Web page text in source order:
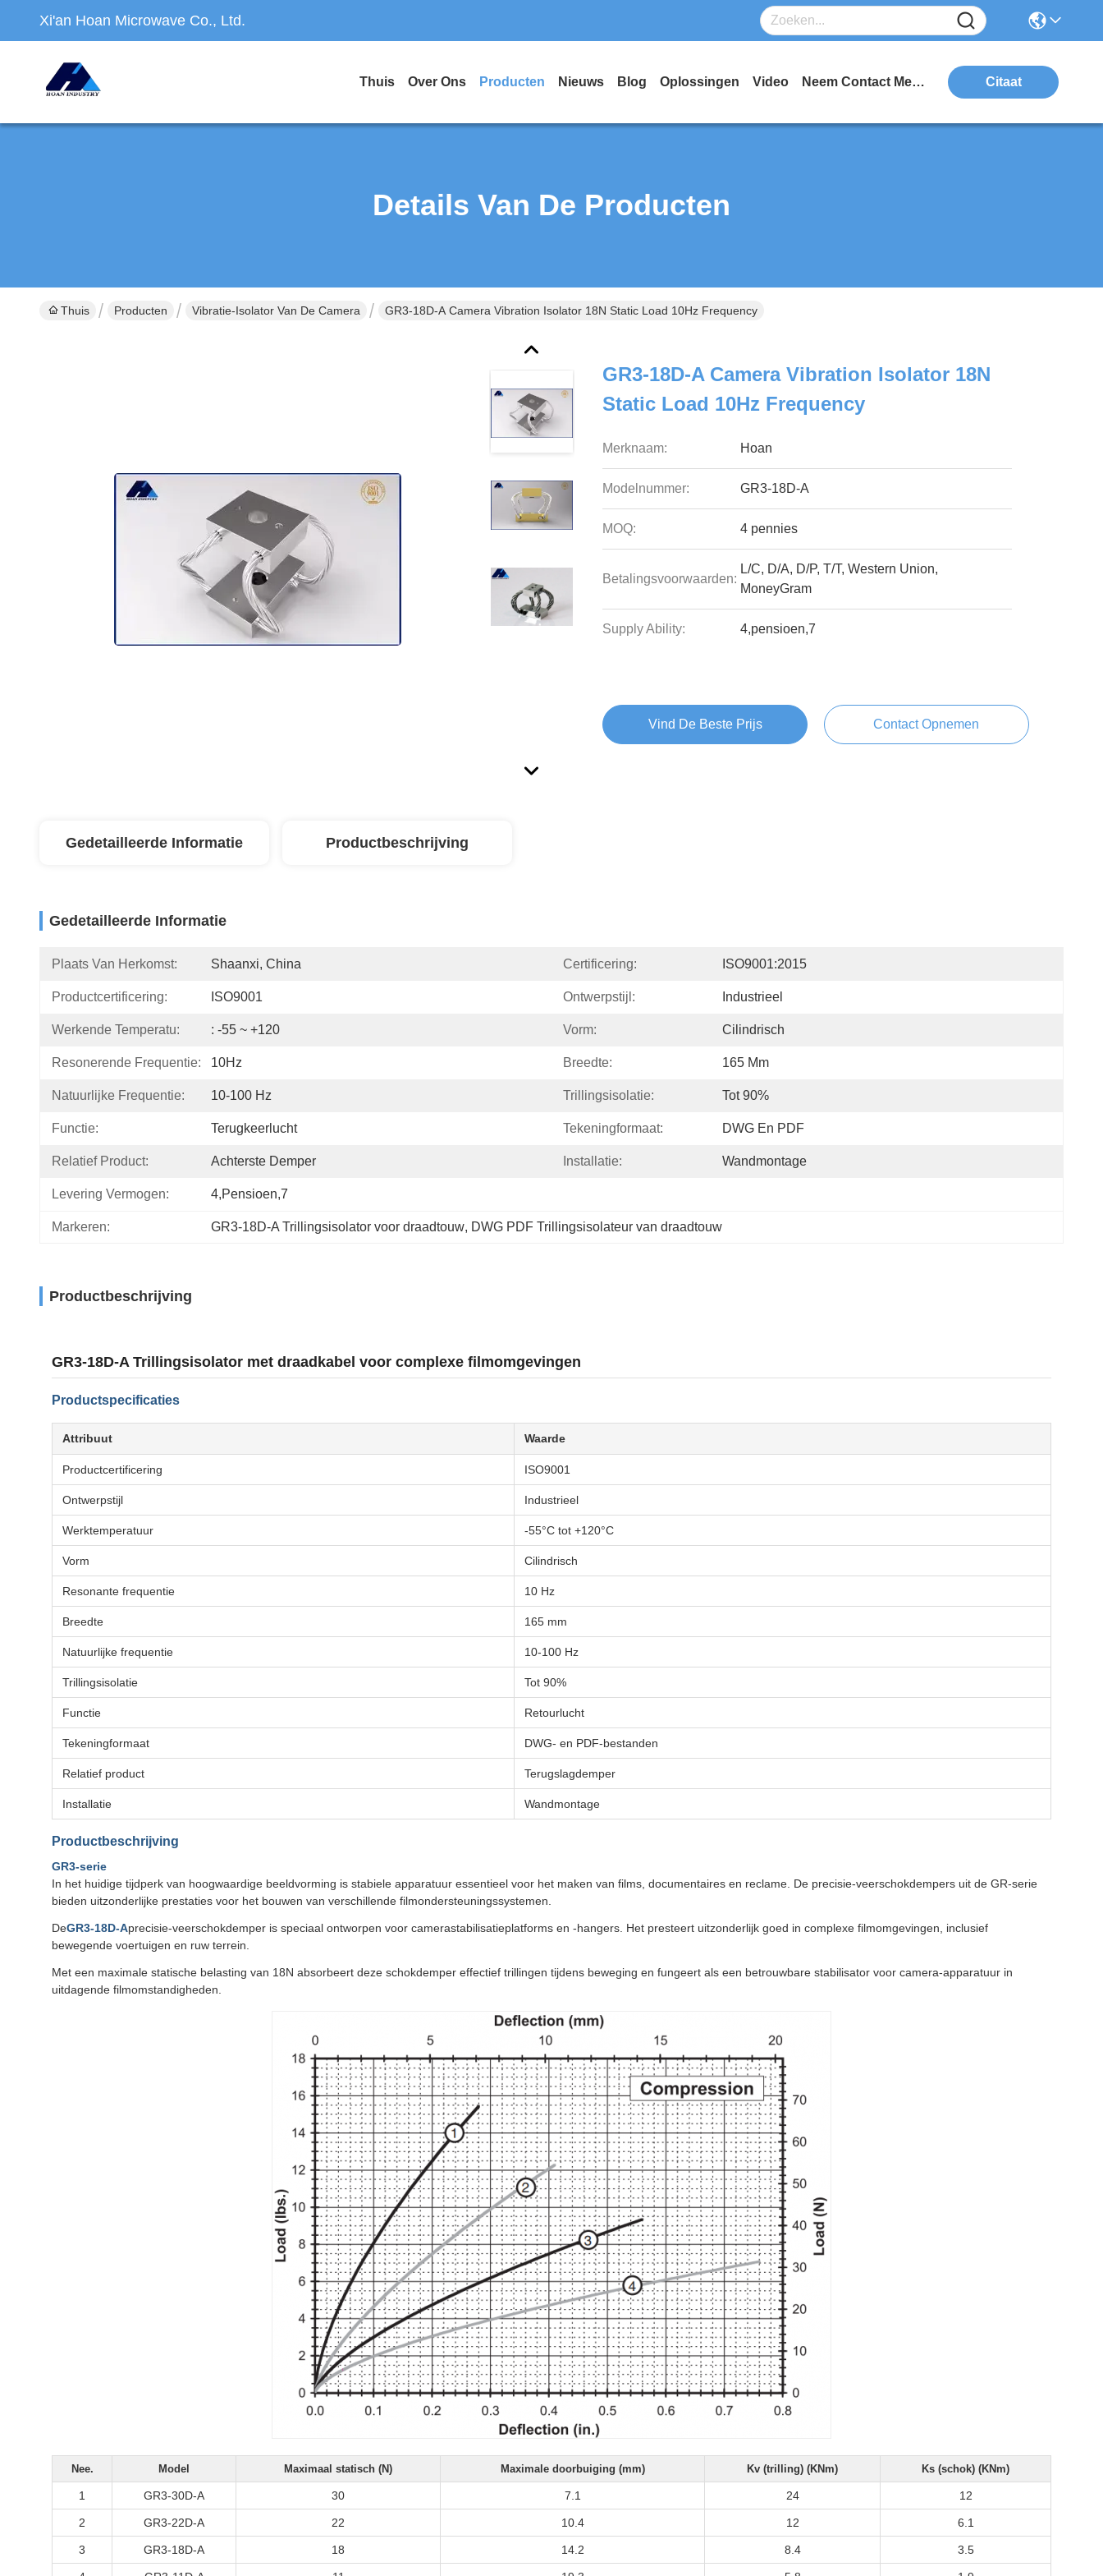
Xi'an Hoan Microwave Co., Ltd.
Thuis Over Ons Producten Nieuws Blog Oplossingen Video Neem Contact Met Ons Op Citaat
Details Van De Producten
Thuis Producten Vibratie-Isolator Van De Camera GR3-18D-A Camera Vibration Isolator 18N Static Load 10Hz Frequency
GR3-18D-A Camera Vibration Isolator 18N
Static Load 10Hz Frequency
Merknaam: Hoan
Modelnummer: GR3-18D-A
MOQ: 4 pennies
Betalingsvoorwaarden:
L/C, D/A, D/P, T/T, Western Union,
MoneyGram
Supply Ability: 4,pensioen,7
Vind De Beste Prijs Contact Opnemen
Gedetailleerde Informatie Productbeschrijving
Gedetailleerde Informatie
Plaats Van Herkomst: Shaanxi, China Certificering: ISO9001:2015
Productcertificering: ISO9001 Ontwerpstijl: Industrieel
Werkende Temperatu: : -55 ~ +120 Vorm: Cilindrisch
Resonerende Frequentie: 10Hz Breedte: 165 Mm
Natuurlijke Frequentie: 10-100 Hz Trillingsisolatie: Tot 90%
Functie: Terugkeerlucht Tekeningformaat: DWG En PDF
Relatief Product: Achterste Demper Installatie: Wandmontage
Levering Vermogen: 4,pensioen,7
Markeren: GR3-18D-A Trillingsisolator voor draadtouw, DWG PDF Trillingsisolateur van draadtouw
Productbeschrijving
GR3-18D-A Trillingsisolator met draadkabel voor complexe filmomgevingen
Productspecificaties
Attribuut Waarde
Productcertificering ISO9001
Ontwerpstijl Industrieel
Werktemperatuur -55°C tot +120°C
Vorm Cilindrisch
Resonante frequentie 10 Hz
Breedte 165 mm
Natuurlijke frequentie 10-100 Hz
Trillingsisolatie Tot 90%
Functie Retourlucht
Tekeningformaat DWG- en PDF-bestanden
Relatief product Terugslagdemper
Installatie Wandmontage
Productbeschrijving
GR3-serie
In het huidige tijdperk van hoogwaardige beeldvorming is stabiele apparatuur essentieel voor het maken van films, documentaires en reclame. De precisie-veerschokdempers uit de GR-serie
bieden uitzonderlijke prestaties voor het bouwen van verschillende filmondersteuningssystemen.
DeGR3-18D-Aprecisie-veerschokdemper is speciaal ontworpen voor camerastabilisatieplatforms en -hangers. Het presteert uitzonderlijk goed in complexe filmomgevingen, inclusief
bewegende voertuigen en ruw terrein.
Met een maximale statische belasting van 18N absorbeert deze schokdemper effectief trillingen tijdens beweging en fungeert als een betrouwbare stabilisator voor camera-apparatuur in
uitdagende filmomstandigheden.
Nee. Model Maximaal statisch (N) Maximale doorbuiging (mm) Kv (trilling) (KNm) Ks (schok) (KNm)
1 GR3-30D-A 30 7.1 24 12
2 GR3-22D-A 22 10.4 12 6.1
3 GR3-18D-A 18 14.2 8.4 3.5